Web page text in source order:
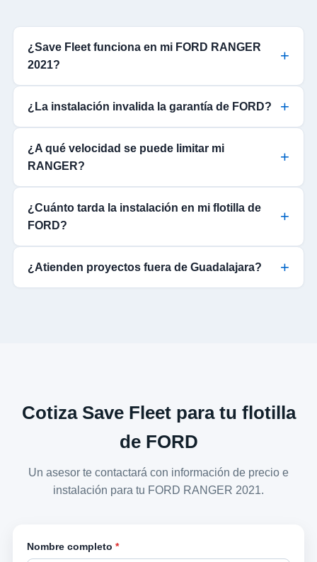
¿Save Fleet funciona en mi FORD RANGER
2021?
¿La instalación invalida la garantía de FORD?
¿A qué velocidad se puede limitar mi
RANGER?
¿Cuánto tarda la instalación en mi flotilla de
FORD?
¿Atienden proyectos fuera de Guadalajara?
Cotiza Save Fleet para tu flotilla
de FORD
Un asesor te contactará con información de precio e
instalación para tu FORD RANGER 2021.
Nombre completo *